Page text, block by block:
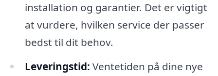
installation og garantier. Det er vigtigt
at vurdere, hvilken service der passer
bedst til dit behov.
Leveringstid: Ventetiden på dine nye